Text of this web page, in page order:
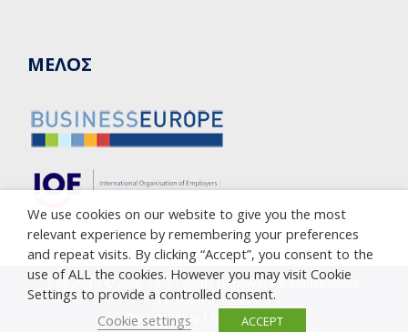
ΜΕΛΟΣ
Copyright © 2005-2023 Cyprus Employers & Industrialists
Federation (OEB)
Privacy Policy
Cookie Policy
We use cookies on our website to give you the most
relevant experience by remembering your preferences
and repeat visits. By clicking “Accept”, you consent to the
use of ALL the cookies. However you may visit Cookie
Settings to provide a controlled consent.
Cookie settings
ACCEPT